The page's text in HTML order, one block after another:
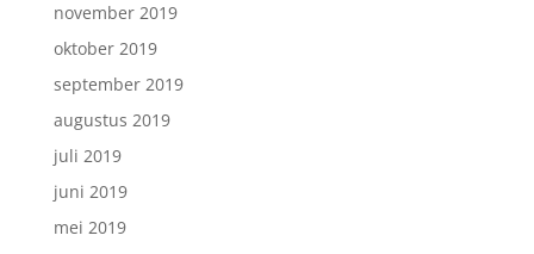
november 2019
oktober 2019
september 2019
augustus 2019
juli 2019
juni 2019
mei 2019